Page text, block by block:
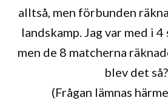
alltså, men förbunden
landskamp. Jag var med i 4
men de 8 matcherna
blev det så?
(Frågan lämnas